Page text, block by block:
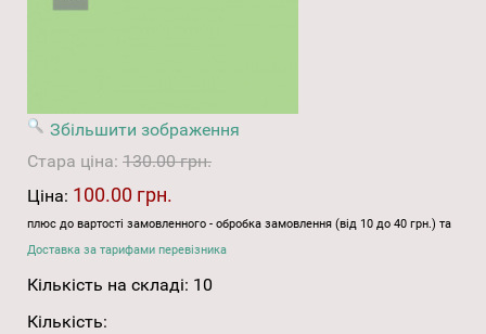
Збільшити зображення
Стара ціна: 130.00 грн.
Ціна: 100.00 грн.
плюс до вартості замовленного - обробка замовлення (від 10 до 40 грн.) та
Доставка за тарифами перевізника
Кількість на складі: 10
Кількість: